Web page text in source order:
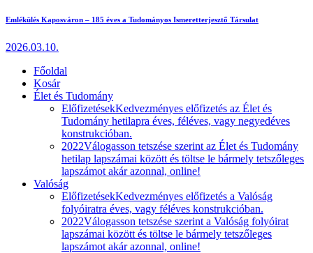
Emlékülés Kaposváron – 185 éves a Tudományos Ismeretterjesztő Társulat
2026.03.10.
Főoldal
Kosár
Élet és Tudomány
ElőfizetésekKedvezményes előfizetés az Élet és
Tudomány hetilapra éves, féléves, vagy negyedéves
konstrukcióban.
2022Válogasson tetszése szerint az Élet és Tudomány
hetilap lapszámai között és töltse le bármely tetszőleges
lapszámot akár azonnal, online!
Valóság
ElőfizetésekKedvezményes előfizetés a Valóság
folyóiratra éves, vagy féléves konstrukcióban.
2022Válogasson tetszése szerint a Valóság folyóirat
lapszámai között és töltse le bármely tetszőleges
lapszámot akár azonnal, online!